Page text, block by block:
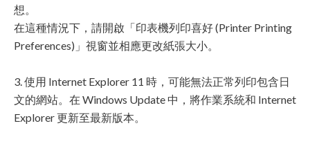
想。
在這種情況下，請開啟「印表機列印喜好 (Printer Printing
Preferences)」視窗並相應更改紙張大小。
3. 使用 Internet Explorer 11 時，可能無法正常列印包含日
文的網站。在 Windows Update 中，將作業系統和 Internet
Explorer 更新至最新版本。